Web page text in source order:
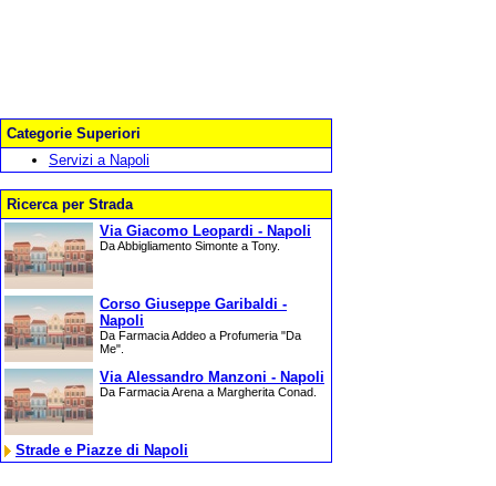
Categorie Superiori
Servizi a Napoli
Ricerca per Strada
Via Giacomo Leopardi - Napoli
Da Abbigliamento Simonte a Tony.
Corso Giuseppe Garibaldi -
Napoli
Da Farmacia Addeo a Profumeria "Da
Me".
Via Alessandro Manzoni - Napoli
Da Farmacia Arena a Margherita Conad.
Strade e Piazze di Napoli